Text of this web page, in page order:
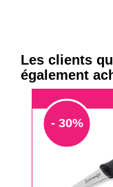
Les clients
également
- 30%